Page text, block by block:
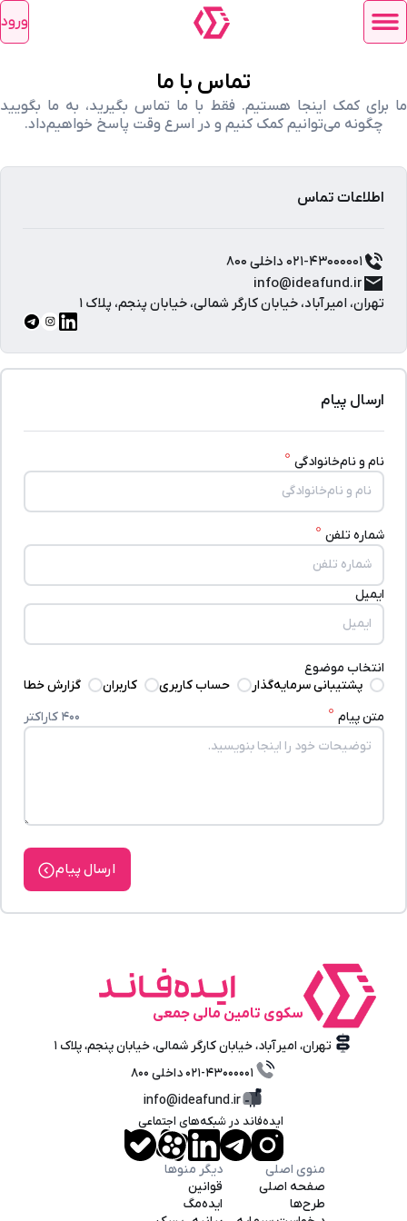
ورود
تماس با ما
ما برای کمک اینجا هستیم. فقط با ما تماس بگیرید، به ما بگویید
چگونه می‌توانیم کمک کنیم و در اسرع وقت پاسخ خواهیم‌داد.
اطلاعات تماس
۰۲۱-۴۳۰۰۰۰۰۱ داخلی ۸۰۰
info@ideafund.ir
تهران، امیرآباد، خیابان کارگر شمالی، خیابان پنجم، پلاک ۱
ارسال پیام
نام و نام‌خانوادگی
شماره تلفن
ایمیل
انتخاب موضوع
پشتیبانی سرمایه‌گذار
حساب کاربری کاربران
گزارش خطا
متن پیام
۴۰۰ کاراکتر
ارسال پیام
سکوی تامین‌ مالی‌ جمعی
تهران، امیرآباد، خیابان کارگر شمالی، خیابان پنجم، پلاک ۱
۰۲۱-۴۳۰۰۰۰۰۱ داخلی ۸۰۰
info@ideafund.ir
ایده‌فاند در شبکه‌های اجتماعی
منوی اصلی
صفحه اصلی
طرح‌ها
دیگر منوها
قوانین
ایده‌مگ